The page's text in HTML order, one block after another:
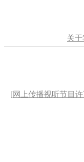
关
[网上传播视听节目许